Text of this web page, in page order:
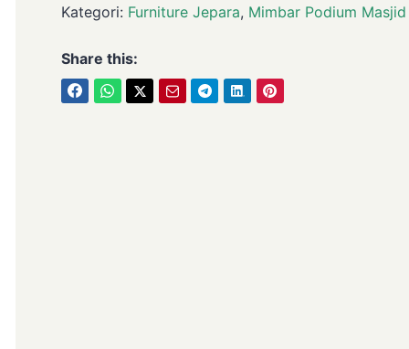
Kategori: Furniture Jepara, Mimbar Podium Masjid
Share this: